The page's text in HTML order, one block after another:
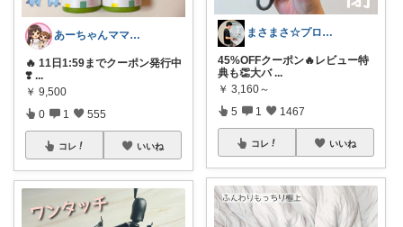
あーちゃんママ🐣朝コレ5時✨2y娘
🔥 11日1:59までクーポン発行中
❣️ ...
￥ 9,500
0 1 555
コレ いいね
まさまさ☆プロフも見てね✨
45%OFFクーポン🔥レビュー特
典も👏大バ ...
￥ 3,160～
5 1 1467
コレ いいね